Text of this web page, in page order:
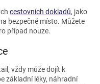
cestovních dokladů, jako
bezpečné místo. Můžete
případ nouze.
vždy může dojít k
základní léky, náhradní